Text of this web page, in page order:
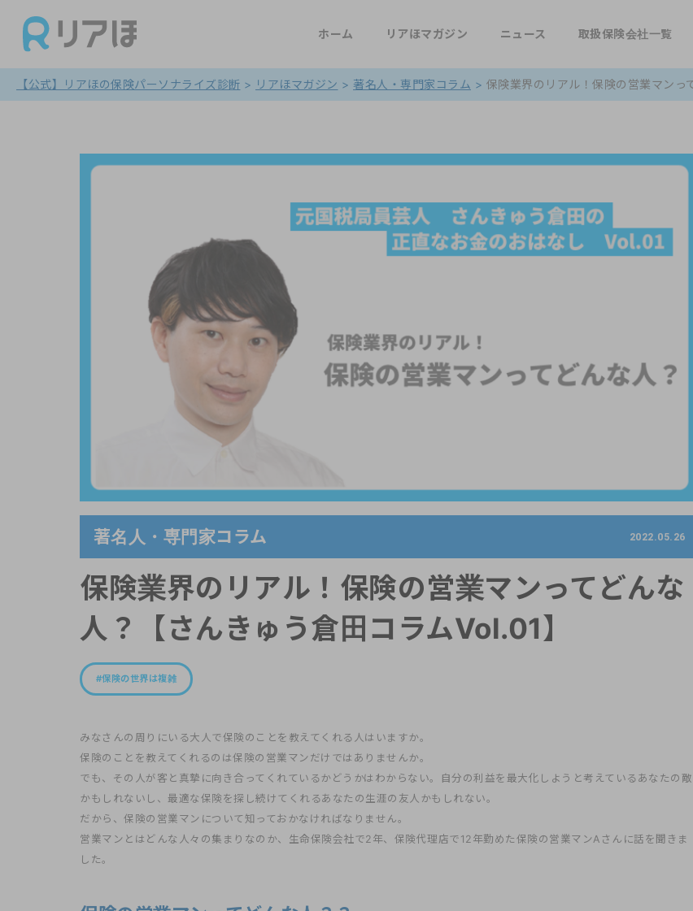
ホーム リアほマガジン ニュース 取扱保険会社一覧
【公式】リアほの保険パーソナライズ診断 > リアほマガジン > 著名人・専門家コラム > 保険業界のリアル！保険の営業マンっ
著名人・専門家コラム 2022.05.26
保険業界のリアル！保険の営業マンってどんな
人？【さんきゅう倉田コラムVol.01】
保険の世界は複雑
みなさんの周りにいる大人で保険のことを教えてくれる人はいますか。
保険のことを教えてくれるのは保険の営業マンだけではありませんか。
でも、その人が客と真摯に向き合ってくれているかどうかはわからない。自分の利益を最大化しようと考えているあなたの敵
かもしれないし、最適な保険を探し続けてくれるあなたの生涯の友人かもしれない。
だから、保険の営業マンについて知っておかなければなりません。
営業マンとはどんな人々の集まりなのか、生命保険会社で2年、保険代理店で12年勤めた保険の営業マンAさんに話を聞きま
した。